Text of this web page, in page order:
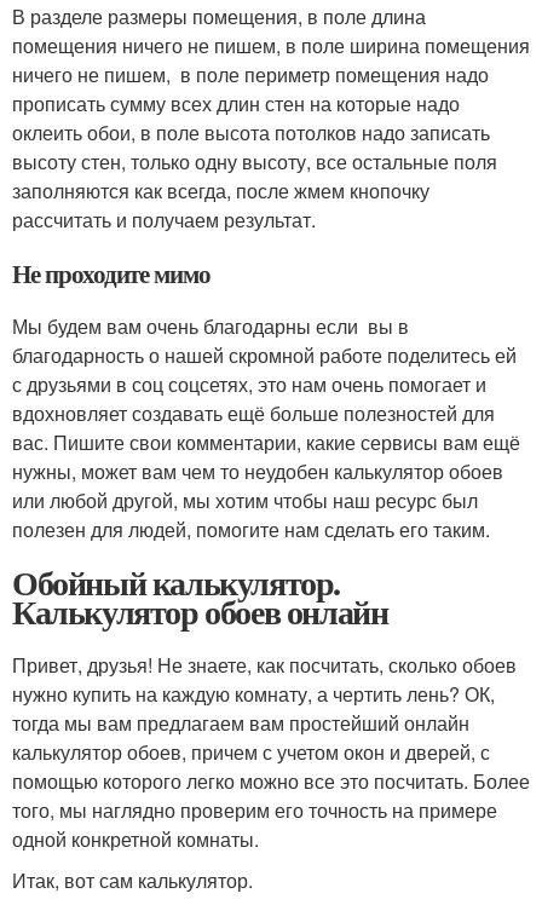
В разделе размеры помещения, в поле длина
помещения ничего не пишем, в поле ширина помещения
ничего не пишем, в поле периметр помещения надо
прописать сумму всех длин стен на которые надо
оклеить обои, в поле высота потолков надо записать
высоту стен, только одну высоту, все остальные поля
заполняются как всегда, после жмем кнопочку
рассчитать и получаем результат.
Не проходите мимо
Мы будем вам очень благодарны если вы в
благодарность о нашей скромной работе поделитесь ей
с друзьями в соц соцсетях, это нам очень помогает и
вдохновляет создавать ещё больше полезностей для
вас. Пишите свои комментарии, какие сервисы вам ещё
нужны, может вам чем то неудобен калькулятор обоев
или любой другой, мы хотим чтобы наш ресурс был
полезен для людей, помогите нам сделать его таким.
Обойный калькулятор.
Калькулятор обоев онлайн
Привет, друзья! Не знаете, как посчитать, сколько обоев
нужно купить на каждую комнату, а чертить лень? ОК,
тогда мы вам предлагаем вам простейший онлайн
калькулятор обоев, причем с учетом окон и дверей, с
помощью которого легко можно все это посчитать. Более
того, мы наглядно проверим его точность на примере
одной конкретной комнаты.
Итак, вот сам калькулятор.